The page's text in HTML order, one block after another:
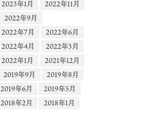
2023年1月
2022年11月
2022年9月
2022年7月
2022年6月
2022年4月
2022年3月
2022年1月
2021年12月
2019年9月
2019年8月
2019年6月
2019年5月
2018年2月
2018年1月